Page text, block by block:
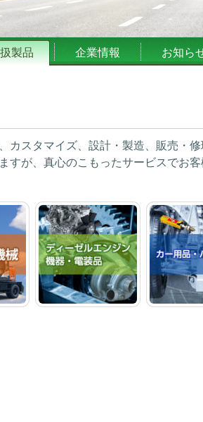
製品 企業情報 お知ら
カスタマイズ、設計・製造、販売・
すが、真心のこもったサービスでお